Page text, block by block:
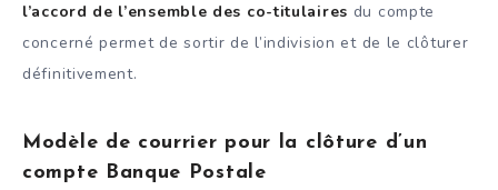
l’accord de l’ensemble des co-titulaires du compte
concerné permet de sortir de l’indivision et de le clôturer
définitivement.
Modèle de courrier pour la clôture d’un
compte Banque Postale